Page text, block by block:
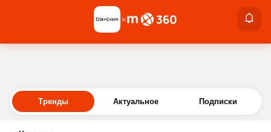
Войти
×
Тренды Актуальное Подписки